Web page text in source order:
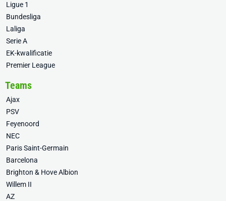
Ligue 1
Bundesliga
Laliga
Serie A
EK-kwalificatie
Premier League
Teams
Ajax
PSV
Feyenoord
NEC
Paris Saint-Germain
Barcelona
Brighton & Hove Albion
Willem II
AZ